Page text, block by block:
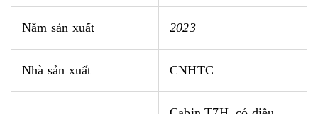
Năm sản xuất 2023
Nhà sản xuất CNHTC